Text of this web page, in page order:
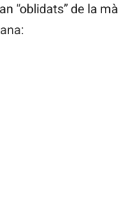
“oblidats” de la mà